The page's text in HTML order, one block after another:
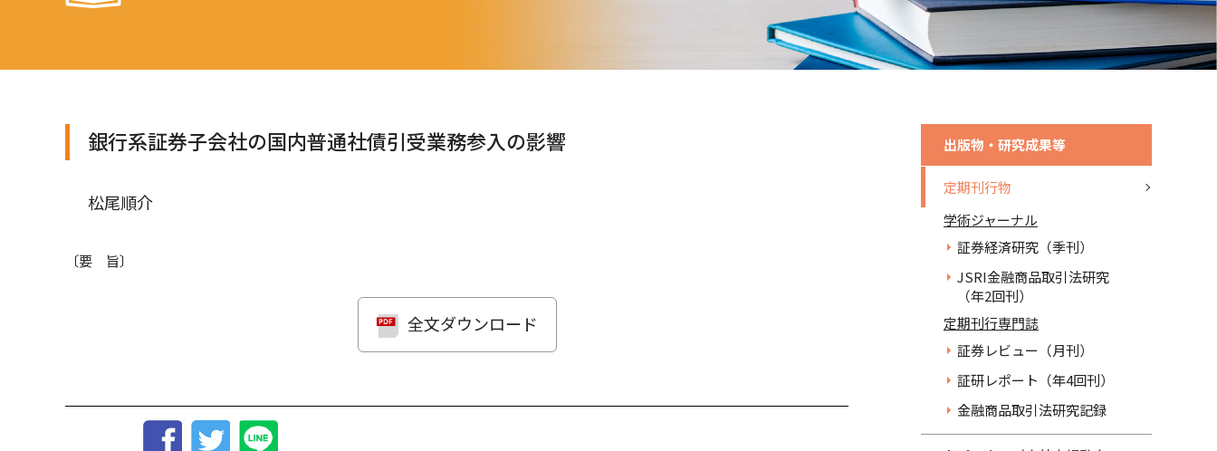
銀行系証券子会社の国内普通社債引受業務参入の影響
松尾順介
〔要 旨〕
全文ダウンロード
出版物・研究成果等
定期刊行物
学術ジャーナル
証券経済研究（季刊）
JSRI金融商品取引法研究
（年2回刊）
定期刊行専門誌
証券レビュー（月刊）
証研レポート（年4回刊）
金融商品取引法研究記録